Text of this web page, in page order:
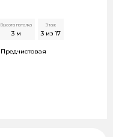
Высота потолка
3 м
Этаж
3 из 17
Предчистовая